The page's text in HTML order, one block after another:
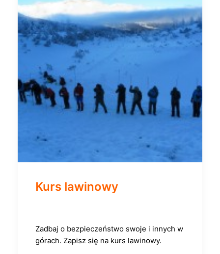
Kurs lawinowy
Zadbaj o bezpieczeństwo swoje i innych w
górach. Zapisz się na kurs lawinowy.